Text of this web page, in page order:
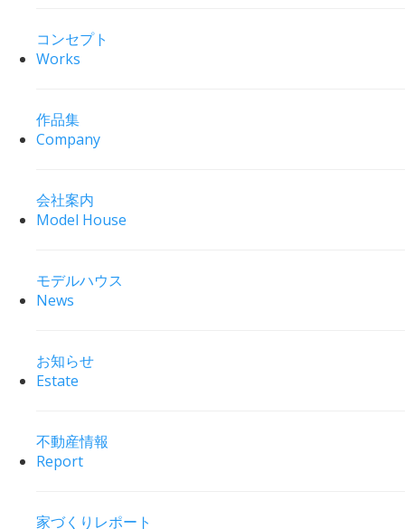
コンセプト
Works
作品集
Company
会社案内
Model House
モデルハウス
News
お知らせ
Estate
不動産情報
Report
家づくりレポート